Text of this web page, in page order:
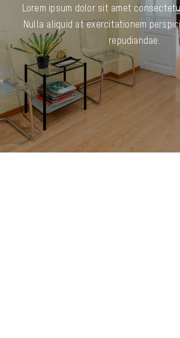
Lorem ipsum dolor sit amet
Nulla aliquid at exercitationem
repudiandae.